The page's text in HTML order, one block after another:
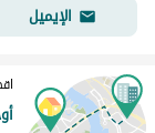
الإيميل